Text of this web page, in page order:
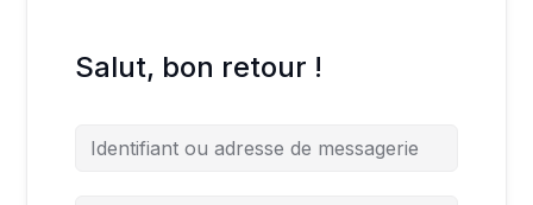
Salut, bon retour !